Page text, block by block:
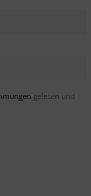
gelesen und